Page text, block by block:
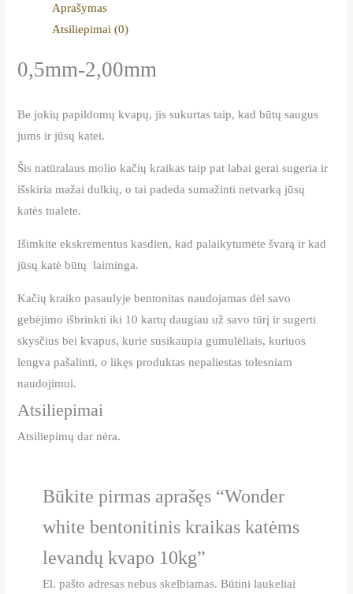
Aprašymas
Atsiliepimai (0)
0,5mm-2,00mm
Be jokių papildomų kvapų, jis sukurtas taip, kad būtų saugus
jums ir jūsų katei.
Šis natūralaus molio kačių kraikas taip pat labai gerai sugeria ir
išskiria mažai dulkių, o tai padeda sumažinti netvarką jūsų
katės tualete.
Išimkite ekskrementus kasdien, kad palaikytumėte švarą ir kad
jūsų katė būtų laiminga.
Kačių kraiko pasaulyje bentonitas naudojamas dėl savo
gebėjimo išbrinkti iki 10 kartų daugiau už savo tūrį ir sugerti
skysčius bei kvapus, kurie susikaupia gumulėliais, kuriuos
lengva pašalinti, o likęs produktas nepaliestas tolesniam
naudojimui.
Atsiliepimai
Atsiliepimų dar nėra.
Būkite pirmas aprašęs “Wonder
white bentonitinis kraikas katėms
levandų kvapo 10kg”
El. pašto adresas nebus skelbiamas. Būtini laukeliai